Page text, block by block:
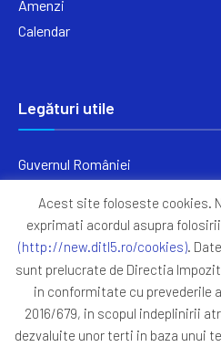
Amenzi
Calendar
Legături utile
Guvernul României
Primăria Sectorul 5
ANAF
Protocoale
GDPR
Harta Site
Acest site foloseste cookies.
exprimati acordul asupra
(http://new.ditl5.ro/cookies).
sunt prelucrate de Directia
in conformitate cu prevederile
2016/679, in scopul indeplinirii
dezvaluite unor terti in baza unui